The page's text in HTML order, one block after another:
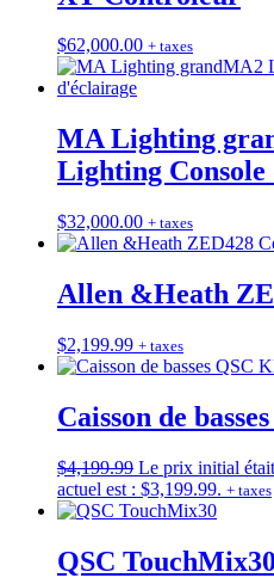
$62,000.00 + taxes
MA Lighting
Lighting Console
$32,000.00 + taxes
Allen &Heath
$2,199.99 + taxes
Caisson de
$4,199.99 Le prix initial
actuel est : $3,199.99. + taxes
QSC TouchMix30